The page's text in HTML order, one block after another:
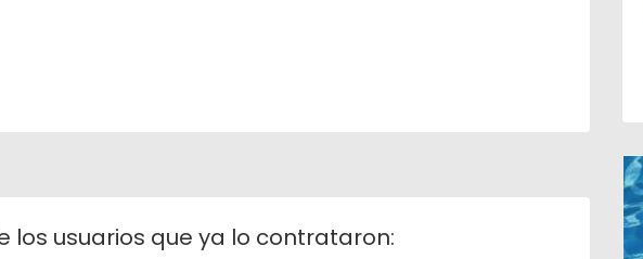
los usuarios que ya lo contrataron: